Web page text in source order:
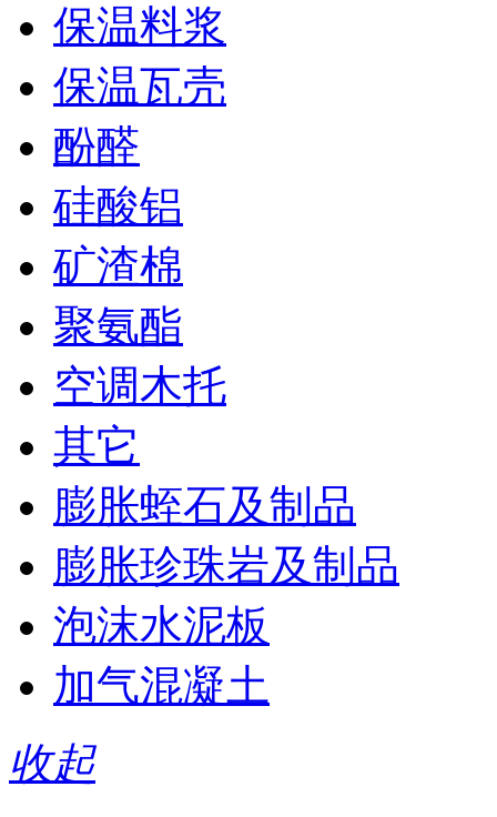
保温料浆
保温瓦壳
酚醛
硅酸铝
矿渣棉
聚氨酯
空调木托
其它
膨胀蛭石及制品
膨胀珍珠岩及制品
泡沫水泥板
加气混凝土
收起